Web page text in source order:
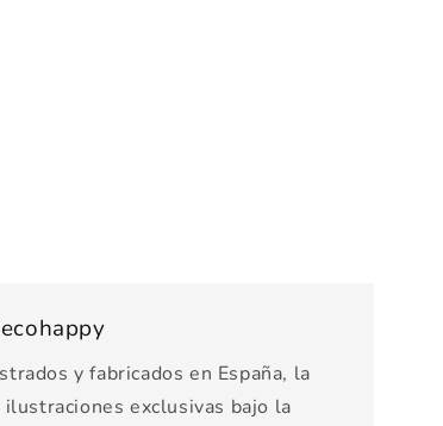
y fabricados en España, la
exclusivas bajo la